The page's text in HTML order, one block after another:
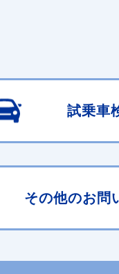
試乗車
その他のお問